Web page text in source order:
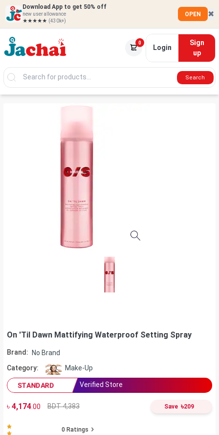
Download App to get 50% off
new user allowance
★★★★★ (430k+)
OPEN ✖
0
Login
Sign
up
Search
On 'Til Dawn Mattifying Waterproof Setting Spray
Brand: No Brand
Category:
Make-Up
STANDARD Verified Store
৳ 4,174.00 BDT 4,383 Save ৳209
0 Ratings